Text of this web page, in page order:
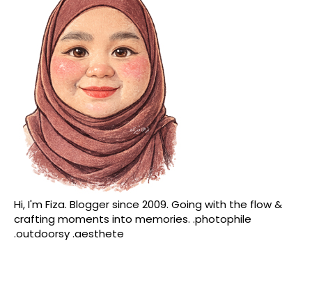
Hi, I'm Fiza. Blogger since 2009. Going with the flow &
crafting moments into memories. .photophile
.outdoorsy .aesthete